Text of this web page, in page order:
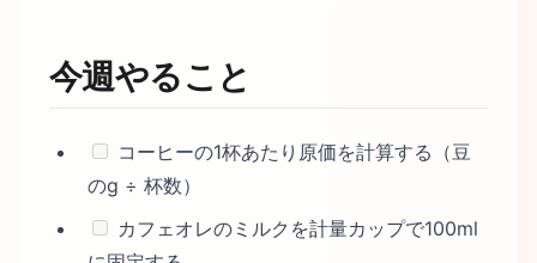
今週やること
コーヒーの1杯あたり原価を計算する（豆
のg ÷ 杯数）
カフェオレのミルクを計量カップで100ml